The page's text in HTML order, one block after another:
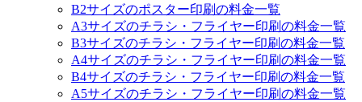
B2サイズのポスター印刷の料金一覧
A3サイズのチラシ・フライヤー印刷の料金一覧
B3サイズのチラシ・フライヤー印刷の料金一覧
A4サイズのチラシ・フライヤー印刷の料金一覧
B4サイズのチラシ・フライヤー印刷の料金一覧
A5サイズのチラシ・フライヤー印刷の料金一覧